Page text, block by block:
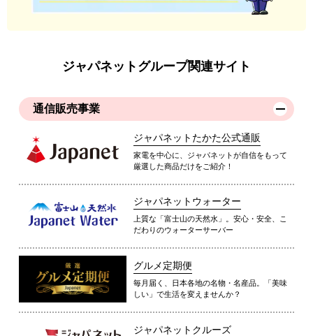
ジャパネットグループ関連サイト
通信販売事業
ジャパネットたかた公式通販
家電を中心に、ジャパネットが自信をもって
厳選した商品だけをご紹介！
ジャパネットウォーター
上質な「富士山の天然水」。安心・安全、こ
だわりのウォーターサーバー
グルメ定期便
毎月届く、日本各地の名物・名産品。「美味
しい」で生活を変えませんか？
ジャパネットクルーズ